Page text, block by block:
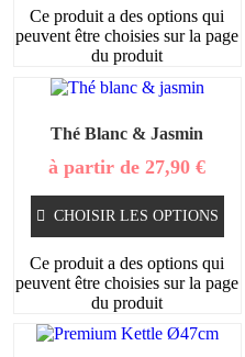
Ce produit a des options qui
peuvent être choisies sur la page
du produit
Thé Blanc & Jasmin
à partir de27,90€
CHOISIR LES OPTIONS
Ce produit a des options qui
peuvent être choisies sur la page
du produit